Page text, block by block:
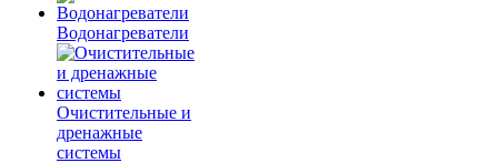
Водонагреватели
Очистительные и
дренажные
системы